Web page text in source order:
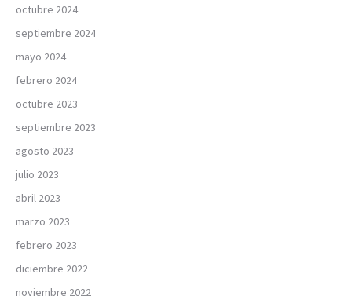
octubre 2024
septiembre 2024
mayo 2024
febrero 2024
octubre 2023
septiembre 2023
agosto 2023
julio 2023
abril 2023
marzo 2023
febrero 2023
diciembre 2022
noviembre 2022